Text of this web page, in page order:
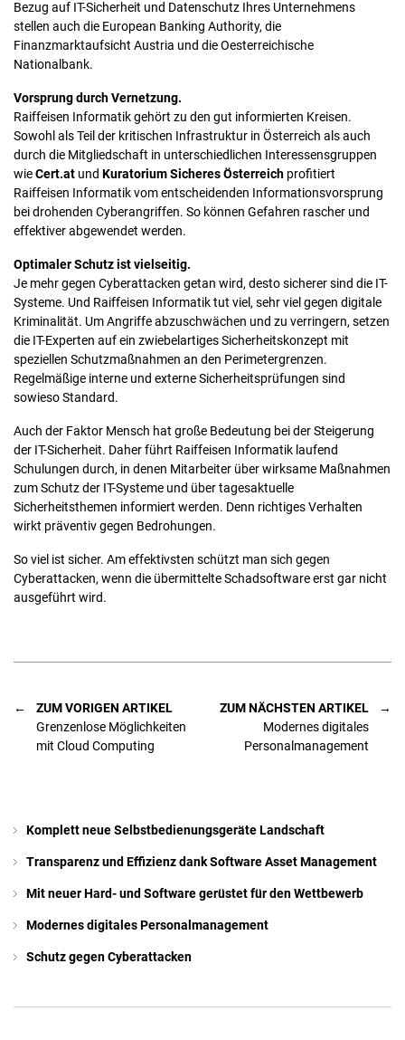
Bezug auf IT-Sicherheit und Datenschutz Ihres Unternehmens
stellen auch die European Banking Authority, die
Finanzmarktaufsicht Austria und die Oesterreichische
Nationalbank.
Vorsprung durch Vernetzung.
Raiffeisen Informatik gehört zu den gut informierten Kreisen.
Sowohl als Teil der kritischen Infrastruktur in Österreich als auch
durch die Mitgliedschaft in unterschiedlichen Interessensgruppen
wieCert.at und Kuratorium Sicheres Österreich profitiert
Raiffeisen Informatik vom entscheidenden Informationsvorsprung
bei drohenden Cyberangriffen. So können Gefahren rascher und
effektiver abgewendet werden.
Optimaler Schutz ist vielseitig.
Je mehr gegen Cyberattacken getan wird, desto sicherer sind die IT-
Systeme. Und Raiffeisen Informatik tut viel, sehr viel gegen digitale
Kriminalität. Um Angriffe abzuschwächen und zu verringern, setzen
die IT-Experten auf ein zwiebelartiges Sicherheitskonzept mit
speziellen Schutzmaßnahmen an den Perimetergrenzen.
Regelmäßige interne und externe Sicherheitsprüfungen sind
sowieso Standard.
Auch der Faktor Mensch hat große Bedeutung bei der Steigerung
der IT-Sicherheit. Daher führt Raiffeisen Informatik laufend
Schulungen durch, in denen Mitarbeiter über wirksame Maßnahmen
zum Schutz der IT-Systeme und über tagesaktuelle
Sicherheitsthemen informiert werden. Denn richtiges Verhalten
wirkt präventiv gegen Bedrohungen.
So viel ist sicher. Am effektivsten schützt man sich gegen
Cyberattacken, wenn die übermittelte Schadsoftware erst gar nicht
ausgeführt wird.
ZUM VORIGEN ARTIKEL
Grenzenlose Möglichkeiten
mit Cloud Computing
ZUM NÄCHSTEN ARTIKEL
Modernes digitales
Personalmanagement
Komplett neue Selbstbedienungs­geräte Landschaft
Transparenz und Effizienz dank Software Asset Management
Mit neuer Hard- und Software gerüstet für den Wettbewerb
Modernes digitales Personalmanagement
Schutz gegen Cyberattacken